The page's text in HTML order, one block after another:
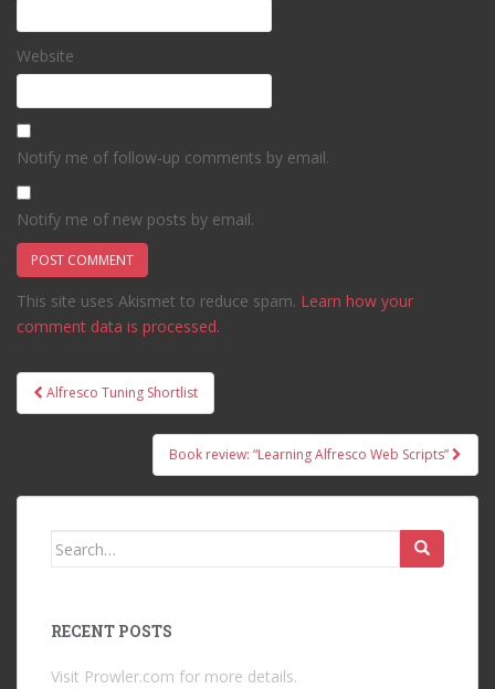
Website
Notify me of follow-up comments by email.
Notify me of new posts by email.
This site uses Akismet to reduce spam. Learn how your
comment data is processed.
Post
navigation
Alfresco Tuning Shortlist
Book review: “Learning Alfresco Web Scripts”
Search
RECENT POSTS
Visit Prowler.com for more details.